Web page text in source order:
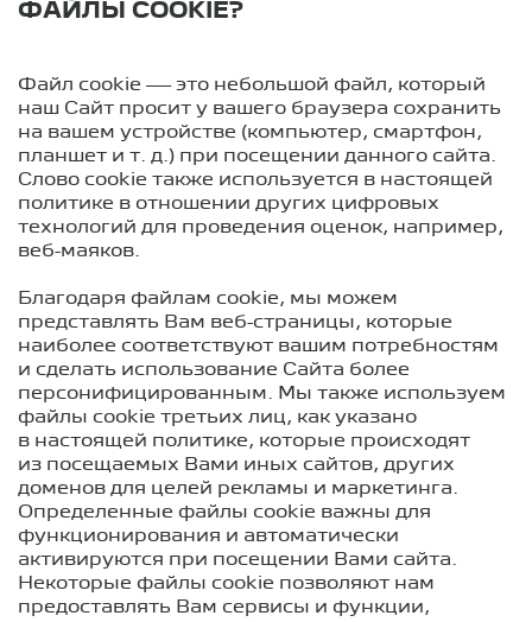
ФАЙЛЫ COOKIE?
Файл cookie — это небольшой файл, который
наш Сайт просит у вашего браузера сохранить
на вашем устройстве (компьютер, смартфон,
планшет и т. д. ) при посещении данного сайта.
Слово cookie также используется в настоящей
политике в отношении других цифровых
технологий для проведения оценок, например,
веб-маяков.
Благодаря файлам cookie, мы можем
представлять Вам веб-страницы, которые
наиболее соответствуют вашим потребностям
и сделать использование Сайта более
персонифицированным. Мы также используем
файлы cookie третьих лиц, как указано
в настоящей политике, которые происходят
из посещаемых Вами иных сайтов, других
доменов для целей рекламы и маркетинга.
Определенные файлы cookie важны для
функционирования и автоматически
активируются при посещении Вами сайта.
Некоторые файлы cookie позволяют нам
предоставлять Вам сервисы и функции,